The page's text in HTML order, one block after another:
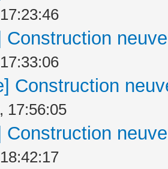
Construction
Construction
17:56:05
Construction